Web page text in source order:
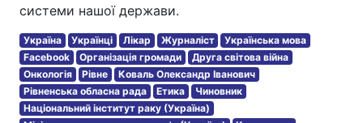
системи нашої держави.
Україна Українці Лікар Журналіст
Українська мова
Facebook
Організація громади
Друга світова війна
Онкологія
Рівне
Коваль Олександр Іванович
Рівненська обласна рада
Етика
Чиновник
Національний інститут раку (Україна)